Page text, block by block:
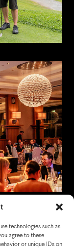
technologies such as
agree to these
or unique IDs on